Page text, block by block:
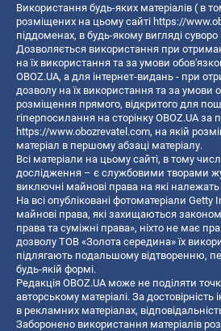
Використання будь-яких матеріалів ( в
розміщених на цьому сайті https://
піддоменах, в будь-якому вигляді
Дозволяється використання при
на їх використання та за умови
OBOZ.UA, а для інтернет-видань - при
дозволу на їх використання та за умови
розміщення прямого, відкритого для
гіперпосилання на сторінку OBOZ.UA
https://www.obozrevatel.com, на якій
матеріал в першому абзаці матеріалу.
Всі матеріали на цьому сайті, в тому
дослідження – є службовими творами
виключні майнові права на які
На всі опубліковані фотоматеріали Getty
майнові права, які захищаються законом
права та суміжні права», ніхто не має
дозволу ТОВ «Золота середина» їх
підлягають подальшому відтворенню,
будь-якій формі.
Редакція OBOZ.UA може не поділяти
авторському матеріалі. За достовірність
в рекламних матеріалах,
Заборонено використання матеріалів